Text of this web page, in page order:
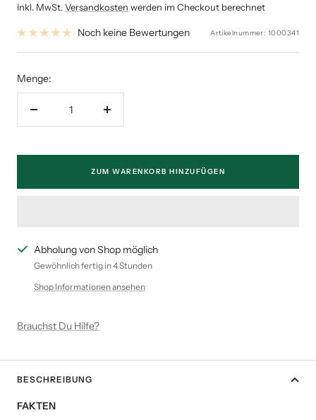
Inkl. MwSt.Versandkosten werden im Checkout berechnet
Noch keine Bewertungen Artikelnummer: 1000341
Menge:
Menge
ZUM WARENKORB HINZUFÜGEN
Abholung von Shop möglich
Gewöhnlich fertig in 4 Stunden
Shop Informationen ansehen
Brauchst Du Hilfe?
BESCHREIBUNG
FAKTEN